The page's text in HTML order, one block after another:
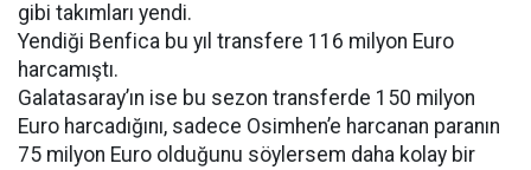
gibi takımları yendi.
Yendiği Benfica bu yıl transfere 116 milyon Euro
harcamıştı.
Galatasaray’ın ise bu sezon transferde 150 milyon
Euro harcadığını, sadece Osimhen’e harcanan paranın
75 milyon Euro olduğunu söylersem daha kolay bir